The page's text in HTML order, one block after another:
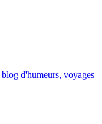
blog d'humeurs, voyages